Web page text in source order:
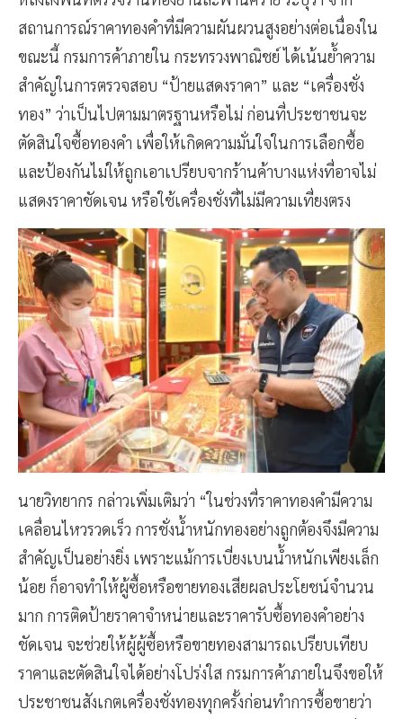
สถานการณ์ราคาทองคำที่มีความผันผวนสูงอย่างต่อเนื่องใน
ขณะนี้ กรมการค้าภายใน กระทรวงพาณิชย์ ได้เน้นย้ำความ
สำคัญในการตรวจสอบ “ป้ายแสดงราคา” และ “เครื่องชั่ง
ทอง” ว่าเป็นไปตามมาตรฐานหรือไม่ ก่อนที่ประชาชนจะ
ตัดสินใจซื้อทองคำ เพื่อให้เกิดความมั่นใจในการเลือกซื้อ
และป้องกันไม่ให้ถูกเอาเปรียบจากร้านค้าบางแห่งที่อาจไม่
แสดงราคาชัดเจน หรือใช้เครื่องชั่งที่ไม่มีความเที่ยงตรง
นายวิทยากร กล่าวเพิ่มเติมว่า “ในช่วงที่ราคาทองคำมีความ
เคลื่อนไหวรวดเร็ว การชั่งน้ำหนักทองอย่างถูกต้องจึงมีความ
สำคัญเป็นอย่างยิ่ง เพราะแม้การเบี่ยงเบนน้ำหนักเพียงเล็ก
น้อย ก็อาจทำให้ผู้ซื้อหรือขายทองเสียผลประโยชน์จำนวน
มาก การติดป้ายราคาจำหน่ายและราคารับซื้อทองคำอย่าง
ชัดเจน จะช่วยให้ผู้ผู้ซื้อหรือขายทองสามารถเปรียบเทียบ
ราคาและตัดสินใจได้อย่างโปร่งใส กรมการค้าภายในจึงขอให้
ประชาชนสังเกตเครื่องชั่งทองทุกครั้งก่อนทำการซื้อขายว่า